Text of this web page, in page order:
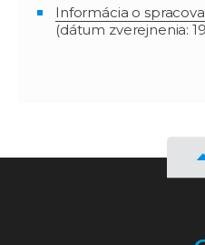
Informácia o
(dátum zverejnenia: